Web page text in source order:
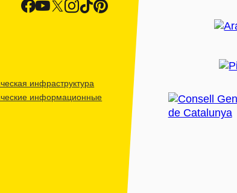
инфраструктура
информационные